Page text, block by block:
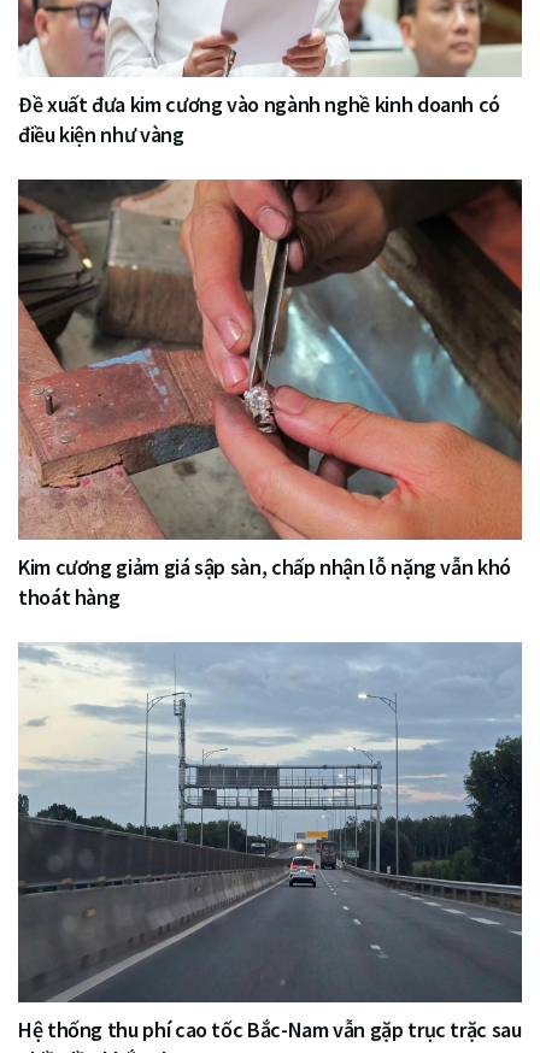
Đề xuất đưa kim cương vào ngành nghề kinh doanh có
điều kiện như vàng
Kim cương giảm giá sập sàn, chấp nhận lỗ nặng vẫn khó
thoát hàng
Hệ thống thu phí cao tốc Bắc-Nam vẫn gặp trục trặc sau